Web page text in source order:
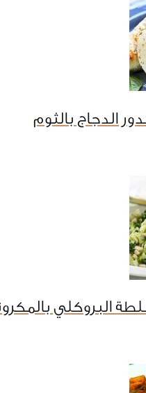
الدجاج بالثوم
البروكلي